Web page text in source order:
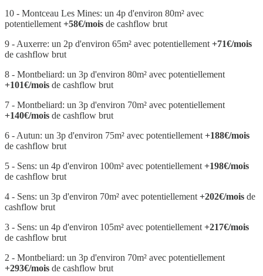
10 - Montceau Les Mines: un 4p d'environ 80m² avec
potentiellement +58€/mois de cashflow brut
9 - Auxerre: un 2p d'environ 65m² avec potentiellement +71€/mois
de cashflow brut
8 - Montbeliard: un 3p d'environ 80m² avec potentiellement
+101€/mois de cashflow brut
7 - Montbeliard: un 3p d'environ 70m² avec potentiellement
+140€/mois de cashflow brut
6 - Autun: un 3p d'environ 75m² avec potentiellement +188€/mois
de cashflow brut
5 - Sens: un 4p d'environ 100m² avec potentiellement +198€/mois
de cashflow brut
4 - Sens: un 3p d'environ 70m² avec potentiellement +202€/mois de
cashflow brut
3 - Sens: un 4p d'environ 105m² avec potentiellement +217€/mois
de cashflow brut
2 - Montbeliard: un 3p d'environ 70m² avec potentiellement
+293€/mois de cashflow brut